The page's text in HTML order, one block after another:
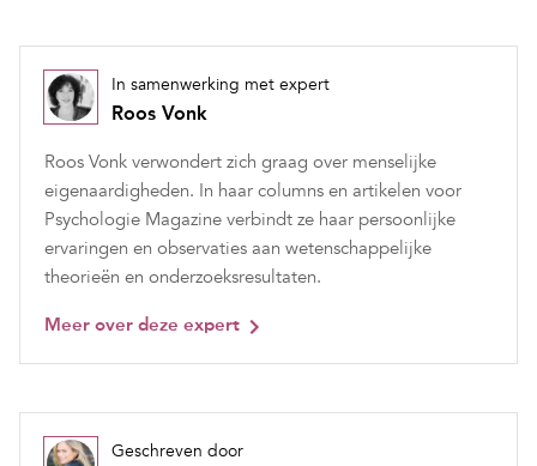
In samenwerking met expert
Roos Vonk
Roos Vonk verwondert zich graag over menselijke
eigenaardigheden. In haar columns en artikelen voor
Psychologie Magazine verbindt ze haar persoonlijke
ervaringen en observaties aan wetenschappelijke
theorieën en onderzoeksresultaten.
Meer over deze expert
Geschreven door